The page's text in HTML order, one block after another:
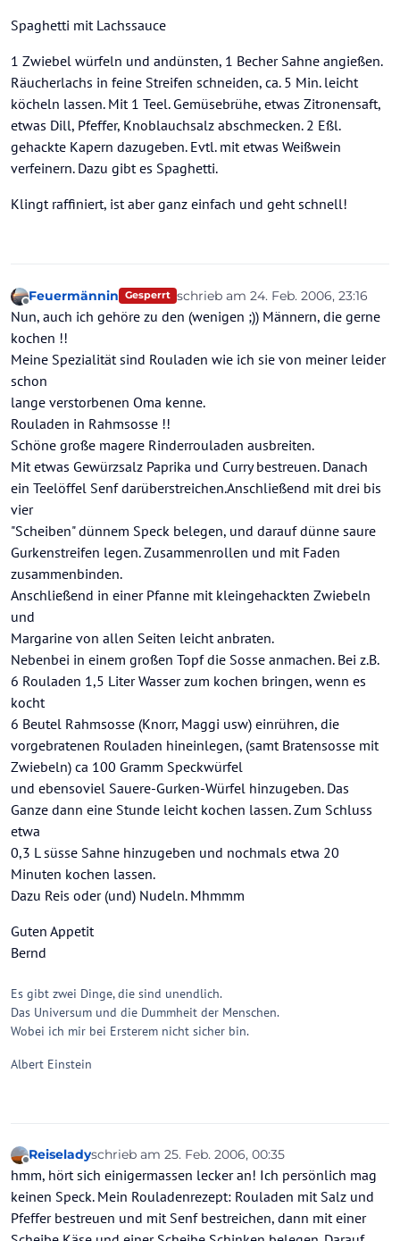
Spaghetti mit Lachssauce
1 Zwiebel würfeln und andünsten, 1 Becher Sahne angießen.
Räucherlachs in feine Streifen schneiden, ca. 5 Min. leicht
köcheln lassen. Mit 1 Teel. Gemüsebrühe, etwas Zitronensaft,
etwas Dill, Pfeffer, Knoblauchsalz abschmecken. 2 Eßl.
gehackte Kapern dazugeben. Evtl. mit etwas Weißwein
verfeinern. Dazu gibt es Spaghetti.
Klingt raffiniert, ist aber ganz einfach und geht schnell!
Offline
Feuermännin Gesperrt schrieb am 24. Feb. 2006, 23:16
zuletzt editiert von
Nun, auch ich gehöre zu den (wenigen ;)) Männern, die gerne
kochen !!
Meine Spezialität sind Rouladen wie ich sie von meiner leider
schon
lange verstorbenen Oma kenne.
Rouladen in Rahmsosse !!
Schöne große magere Rinderrouladen ausbreiten.
Mit etwas Gewürzsalz Paprika und Curry bestreuen. Danach
ein Teelöffel Senf darüberstreichen.Anschließend mit drei bis
vier
"Scheiben" dünnem Speck belegen, und darauf dünne saure
Gurkenstreifen legen. Zusammenrollen und mit Faden
zusammenbinden.
Anschließend in einer Pfanne mit kleingehackten Zwiebeln
und
Margarine von allen Seiten leicht anbraten.
Nebenbei in einem großen Topf die Sosse anmachen. Bei z.B.
6 Rouladen 1,5 Liter Wasser zum kochen bringen, wenn es
kocht
6 Beutel Rahmsosse (Knorr, Maggi usw) einrühren, die
vorgebratenen Rouladen hineinlegen, (samt Bratensosse mit
Zwiebeln) ca 100 Gramm Speckwürfel
und ebensoviel Sauere-Gurken-Würfel hinzugeben. Das
Ganze dann eine Stunde leicht kochen lassen. Zum Schluss
etwa
0,3 L süsse Sahne hinzugeben und nochmals etwa 20
Minuten kochen lassen.
Dazu Reis oder (und) Nudeln. Mhmmm
Guten Appetit
Bernd
Es gibt zwei Dinge, die sind unendlich.
Das Universum und die Dummheit der Menschen.
Wobei ich mir bei Ersterem nicht sicher bin.
Albert Einstein
Offline
Reiseladyschrieb am 25. Feb. 2006, 00:35
zuletzt editiert von
hmm, hört sich einigermassen lecker an! Ich persönlich mag
keinen Speck. Mein Rouladenrezept: Rouladen mit Salz und
Pfeffer bestreuen und mit Senf bestreichen, dann mit einer